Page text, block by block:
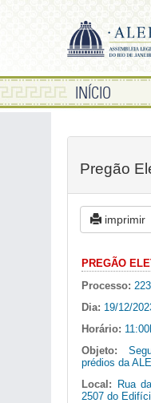
INÍCIO
Pregão
imprimir
PREGÃO
Processo:
Dia: 19/12/
Horário:
Objeto:
prédios da
Local:
Rua
2507 do